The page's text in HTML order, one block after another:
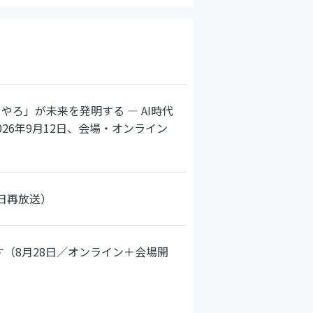
ろ」が未来を発明する ― AI時代
年9月12日、会場・オンライン
放送）
8月28日／オンライン＋会場開